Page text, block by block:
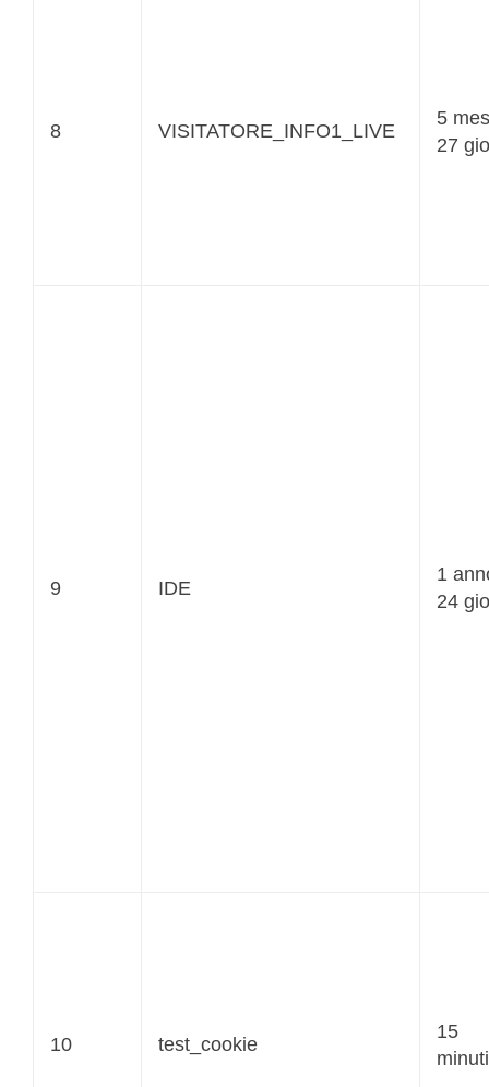
8 VISITATORE_INFO1_LIVE
5
27
9 IDE
1
24
10 test_cookie
15
minuti